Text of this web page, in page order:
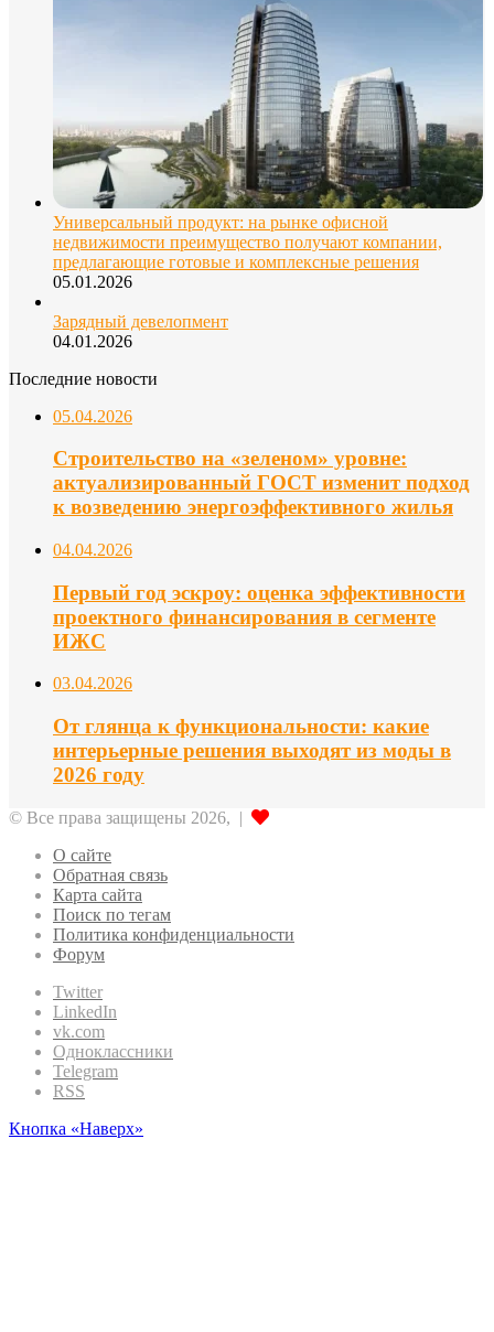
Универсальный продукт: на рынке офисной
недвижимости преимущество получают компании,
предлагающие готовые и комплексные решения
05.01.2026
Зарядный девелопмент
04.01.2026
Последние новости
05.04.2026
Строительство на «зеленом» уровне:
актуализированный ГОСТ изменит подход
к возведению энергоэффективного жилья
04.04.2026
Первый год эскроу: оценка эффективности
проектного финансирования в сегменте
ИЖС
03.04.2026
От глянца к функциональности: какие
интерьерные решения выходят из моды в
2026 году
© Все права защищены 2026, |
О сайте
Обратная связь
Карта сайта
Поиск по тегам
Политика конфиденциальности
Форум
Twitter
LinkedIn
vk.com
Одноклассники
Telegram
RSS
Кнопка «Наверх»